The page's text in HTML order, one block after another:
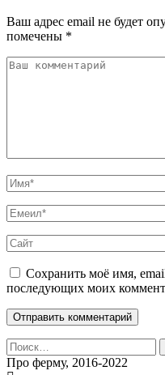
Ваш адрес email не будет
помечены *
Сохранить моё имя,
последующих моих
Найти:
Про ферму, 2016-2022